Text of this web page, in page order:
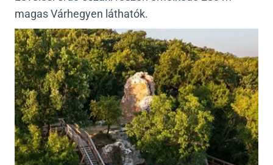
magas Várhegyen láthatók.